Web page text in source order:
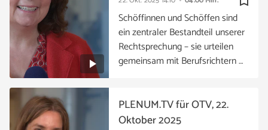
Schöffinnen und Schöffen sind
ein zentraler Bestandteil unserer
Rechtsprechung – sie urteilen
gemeinsam mit Berufsrichtern …
PLENUM.TV für OTV, 22.
Oktober 2025